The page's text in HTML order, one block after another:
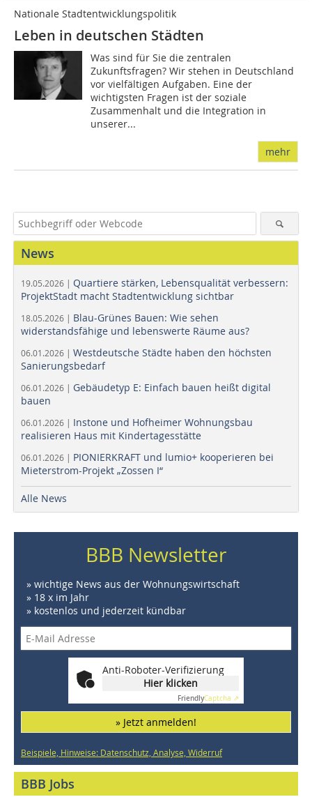
Nationale Stadtentwicklungspolitik
Leben in deutschen Städten
Was sind für Sie die zentralen
Zukunftsfragen? Wir stehen in Deutschland
vor vielfältigen Aufgaben. Eine der
wichtigsten Fragen ist der soziale
Zusammenhalt und die Integration in
unserer...
mehr
News
19.05.2026 | Quartiere stärken, Lebensqualität verbessern:
ProjektStadt macht Stadtentwicklung sichtbar
18.05.2026 | Blau-Grünes Bauen: Wie sehen
widerstandsfähige und lebenswerte Räume aus?
06.01.2026 | Westdeutsche Städte haben den höchsten
Sanierungsbedarf
06.01.2026 | Gebäudetyp E: Einfach bauen heißt digital
bauen
06.01.2026 | Instone und Hofheimer Wohnungsbau
realisieren Haus mit Kindertagesstätte
06.01.2026 | PIONIERKRAFT und lumio+ kooperieren bei
Mieterstrom-Projekt „Zossen I“
Alle News
BBB Newsletter
» wichtige News aus der Wohnungswirtschaft
» 18 x im Jahr
» kostenlos und jederzeit kündbar
Anti-Roboter-Verifizierung
Hier klicken
FriendlyCaptcha ⇗
» Jetzt anmelden!
Beispiele, Hinweise: Datenschutz, Analyse, Widerruf
BBB Jobs